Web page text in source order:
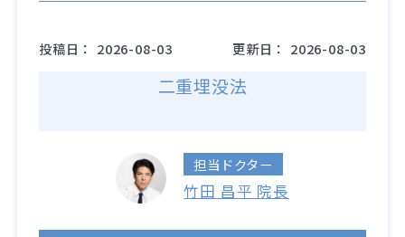
投稿日： 2026-08-03 更新日： 2026-08-03
二重埋没法
担当ドクター
竹田 昌平 院長